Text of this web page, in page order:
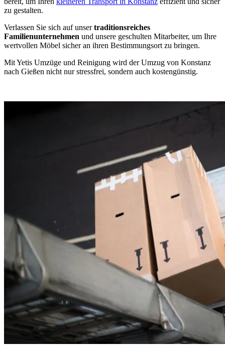
zu gestalten.
Verlassen Sie sich auf unsertraditionsreiches
Familienunternehmen und unsere geschulten Mitarbeiter, um Ihre
wertvollen Möbel sicher an ihren Bestimmungsort zu bringen.
Mit Yetis Umzüge und Reinigung wird der Umzug von Konstanz
nach Gießen nicht nur stressfrei, sondern auch kostengünstig.